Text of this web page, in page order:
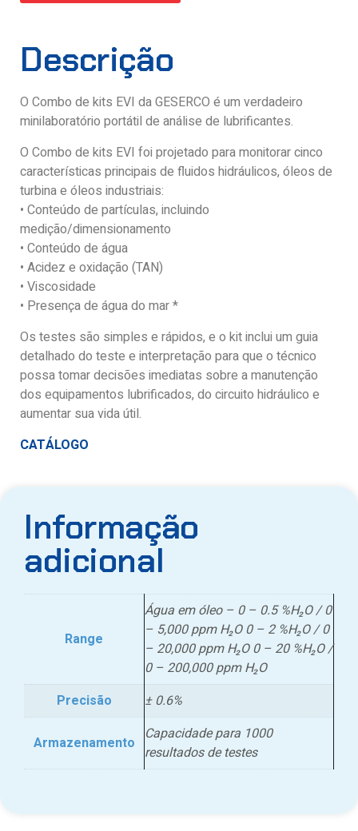
Descrição
O Combo de kits EVI da GESERCO é um verdadeiro
minilaboratório portátil de análise de lubrificantes.
O Combo de kits EVI foi projetado para monitorar cinco
características principais de fluidos hidráulicos, óleos de
turbina e óleos industriais:
• Conteúdo de partículas, incluindo
medição/dimensionamento
• Conteúdo de água
• Acidez e oxidação (TAN)
• Viscosidade
• Presença de água do mar *
Os testes são simples e rápidos, e o kit inclui um guia
detalhado do teste e interpretação para que o técnico
possa tomar decisões imediatas sobre a manutenção
dos equipamentos lubrificados, do circuito hidráulico e
aumentar sua vida útil.
CATÁLOGO
Informação
adicional
Range
Água em óleo – 0 – 0.5 %H₂O / 0
– 5,000 ppm H₂O 0 – 2 %H₂O / 0
– 20,000 ppm H₂O 0 – 20 %H₂O /
0 – 200,000 ppm H₂O
Precisão
± 0.6%
Armazenamento
Capacidade para 1000
resultados de testes